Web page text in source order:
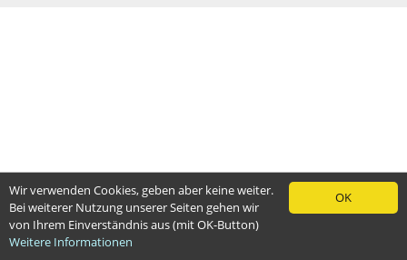
OK
Wir verwenden Cookies, geben aber keine weiter.
Bei weiterer Nutzung unserer Seiten gehen wir
von Ihrem Einverständnis aus (mit OK-Button)
Weitere Informationen